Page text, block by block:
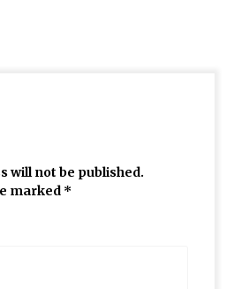
will not be published.
marked *